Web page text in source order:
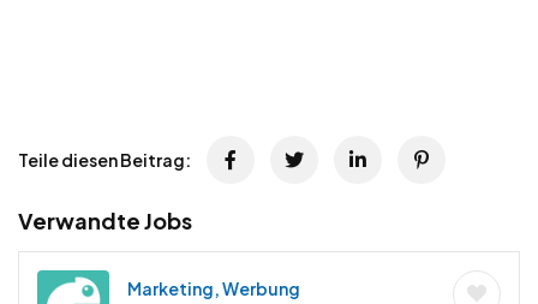
Teile diesen Beitrag:
Verwandte Jobs
Marketing, Werbung